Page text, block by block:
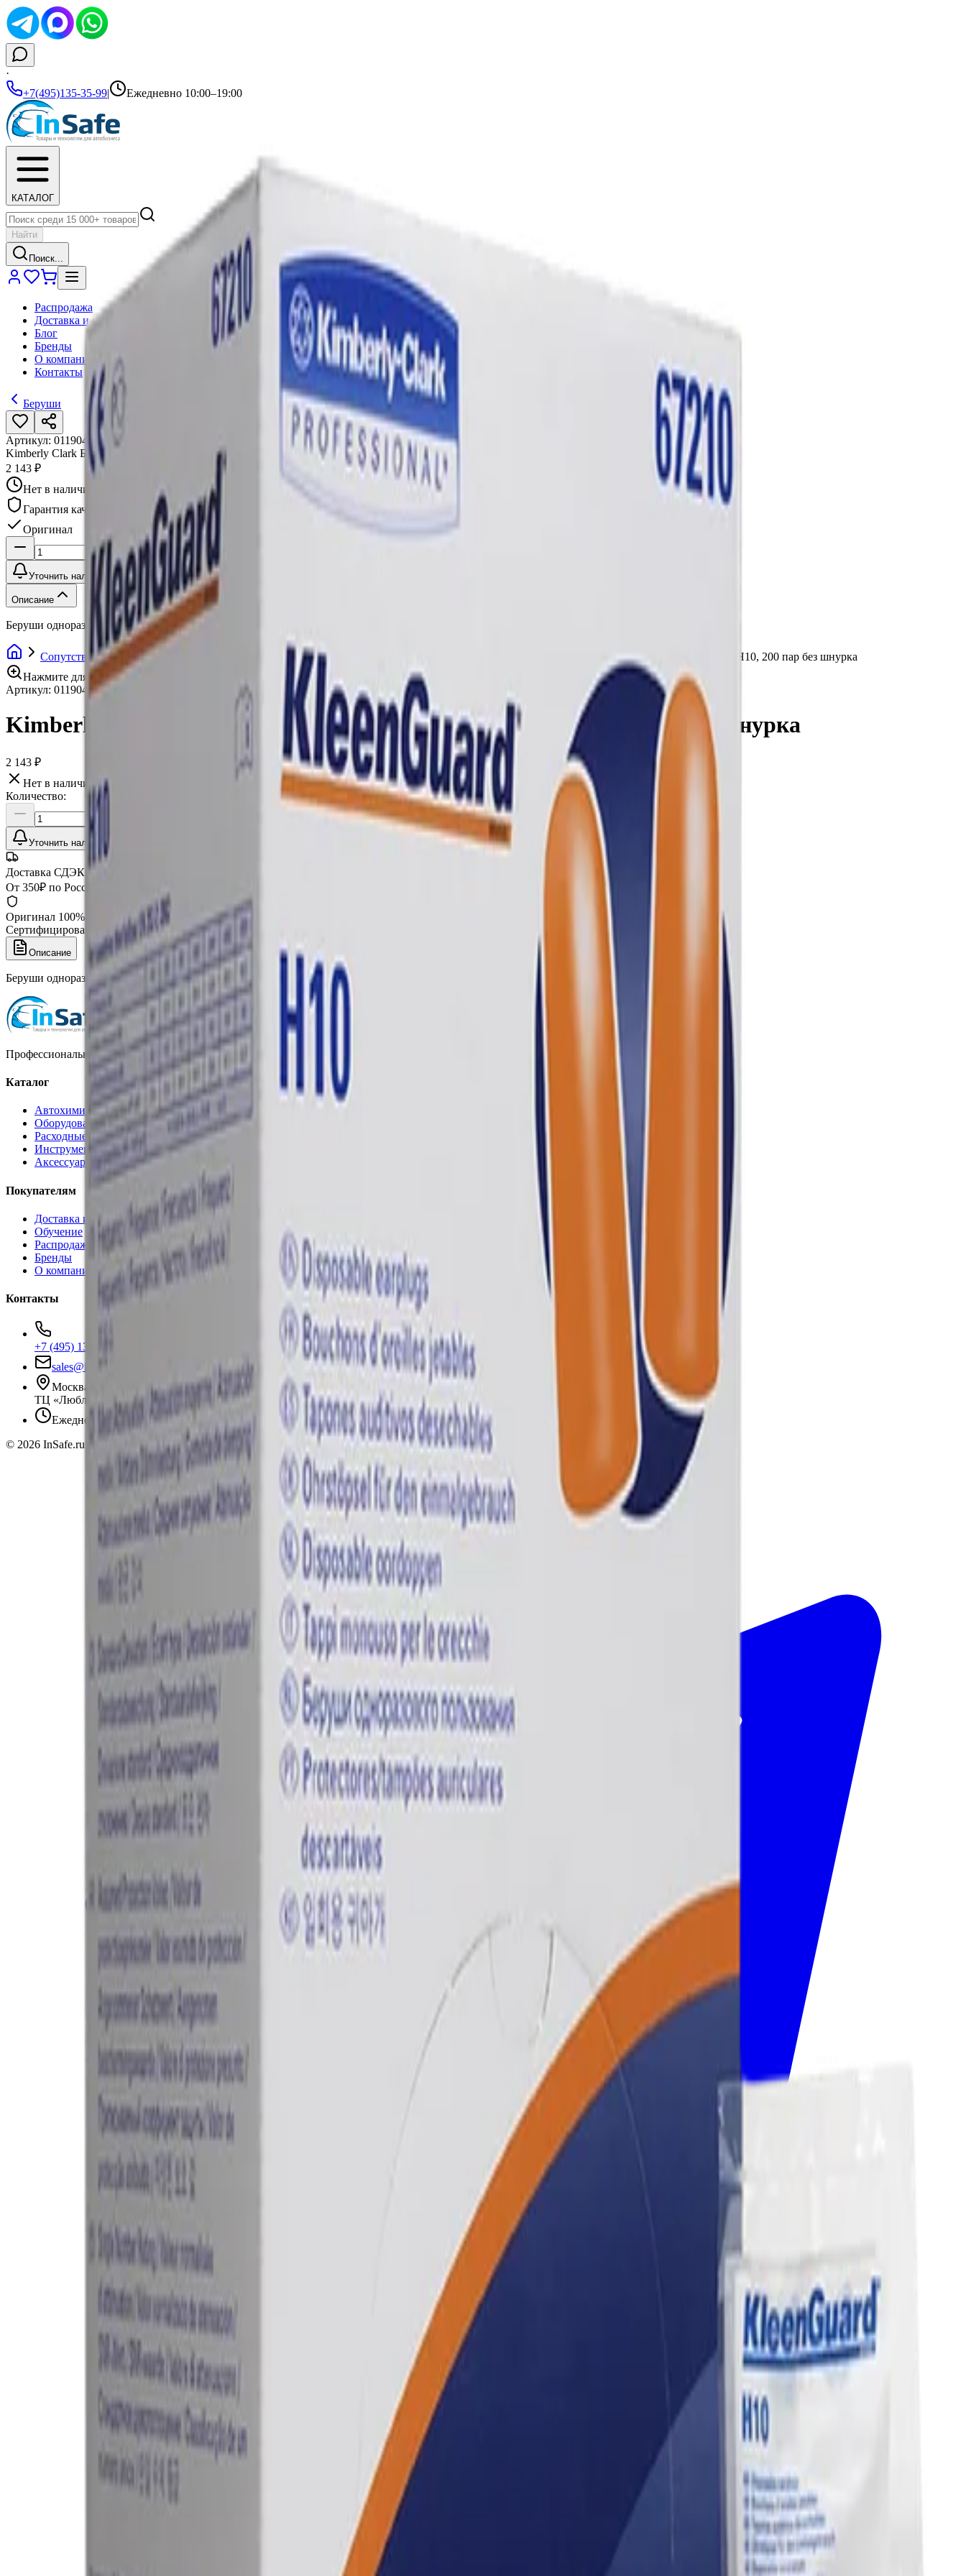
·
+7(495)135-35-99| Ежедневно 10:00–19:00
КАТАЛОГ
Найти
Поиск...
Распродажа
Доставка и оплата
Блог
Бренды
О компании
Контакты
Беруши
Артикул: 011904 • Бренд:
Kimberly Clark Беруши одноразовые Jackson Safety H10, 200 пар без шнурка
2 143 ₽
Нет в наличии
Гарантия качества
Оригинал
Уточнить наличие
Описание
Беруши одноразовые Jackson Safety H10, 200 пар без шнурка, 67210, Kimberly Clark
Сопутствующие товары Спецодежда, средства индивидуальной защиты
Kimberly Clark Беруши одноразовые Jackson Safety H10, 200 пар без шнурка
Нажмите для увеличения
Артикул: 011904 •Бренд:
Kimberly Clark Беруши одноразовые Jackson Safety H10, 200 пар без шнурка
2 143 ₽
Нет в наличии
Количество:
Уточнить наличие
Доставка СДЭК
От 350₽ по России
Оригинал 100%
Сертифицированный товар
Описание
Беруши одноразовые Jackson Safety H10, 200 пар без шнурка, 67210, Kimberly Clark
Профессиональная автохимия, оборудование и расходные материалы для детейлинга.
Каталог
Автохимия
Оборудование
Расходные материалы
Инструменты
Аксессуары
Покупателям
Доставка и оплата
Обучение
Распродажа
Бренды
О компании
Контакты
+7 (495) 135-35-99
sales@insafe.ru
Москва, Люблинская ул., 153.
ТЦ «Люблю Молл», -1 уровень
Ежедневно 10:00 — 19:00
© 2026 InSafe.ru — Товары и технологии для автобизнеса